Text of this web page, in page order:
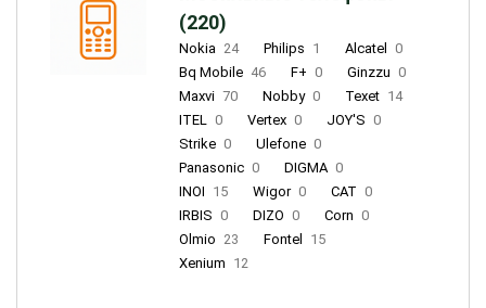
(220)
Nokia 24 Philips 1 Alcatel
0
Bq Mobile 46 F+ 0 Ginzzu 0
Maxvi 70 Nobby 0 Texet 14
ITEL 0 Vertex 0 JOY'S 0
Strike 0 Ulefone 0
Panasonic 0 DIGMA 0
INOI 15 Wigor 0 CAT 0
IRBIS 0 DIZO 0 Corn 0
Olmio 23 Fontel
15
Xenium 12